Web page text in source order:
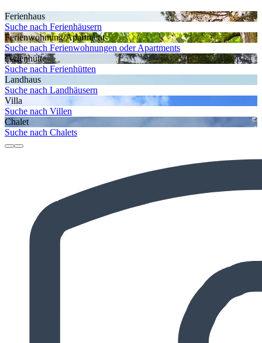
Ferienhaus
Suche nach Ferienhäusern
Ferienwohnung/Apartment
Suche nach Ferienwohnungen oder Apartments
Ferienhütte
Suche nach Ferienhütten
Landhaus
Suche nach Landhäusern
Villa
Suche nach Villen
Chalet
Suche nach Chalets